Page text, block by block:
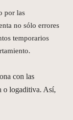
por las
no sólo errores
temporarios
con las
o logaditiva. Así,